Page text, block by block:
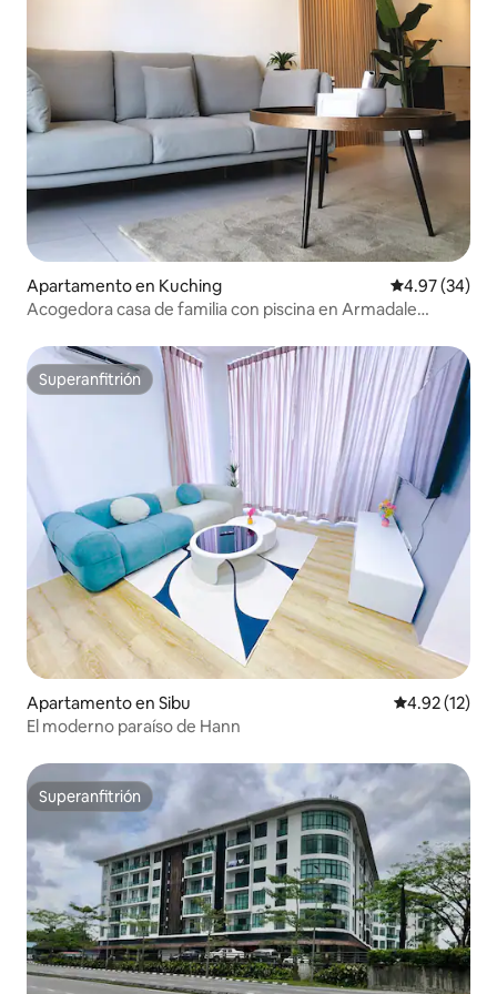
Apartamento en Kuching Calificación
4.97 (34)
Acogedora casa de familia con piscina en Armadale
Superanfitrión
Superanfitrión
Apartamento en Sibu Calificación
4.92 (12)
El moderno paraíso de Hann
Superanfitrión
Superanfitrión